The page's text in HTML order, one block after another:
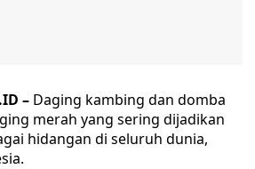
– Daging kambing dan domba
merah yang sering dijadikan
hidangan di seluruh dunia,